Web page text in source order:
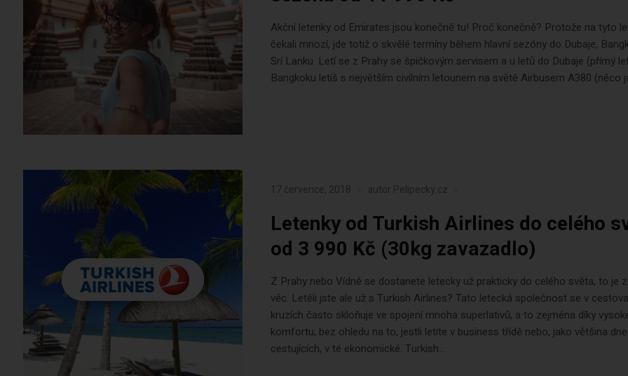
Akční letenky od Emirates jsou konečně tu! Proč konečně? Protože na tyto
čekali mnozí, jde totiž o skvělé termíny během hlavní sezóny do Dubaje,
Srí Lanku. Letí se z Prahy se špičkovým servisem a u letů do Dubaje (přímý
Bangkoku letíš s největším civilním letounem na světě Airbusem A380 (něco
17 července, 2018 autor Pelipecky.cz
Letenky od Turkish Airlines do celého
od 3 990 Kč (30kg zavazadlo)
Z Prahy nebo Vídně se dostanete letecky už prakticky do celého světa, to je
věc. Letěli jste ale už s Turkish Airlines? Tato letecká společnost se v
kruzích často skloňuje ve spojení mnoha superlativů, a to zejména díky
komfortu, bez ohledu na to, jestli letíte v business třídě nebo, jako většina
cestujících, v té ekonomické. Turkish...